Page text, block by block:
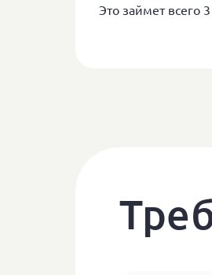
Это займет всего